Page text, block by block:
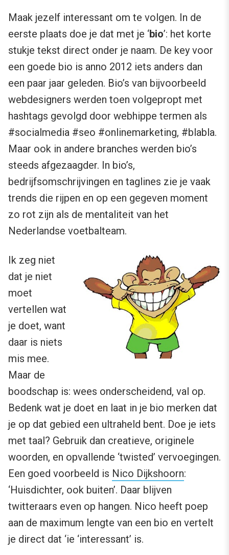
Maak jezelf interessant om te volgen. In de
eerste plaats doe je dat met je ‘bio’: het korte
stukje tekst direct onder je naam. De key voor
een goede bio is anno 2012 iets anders dan
een paar jaar geleden. Bio’s van bijvoorbeeld
webdesigners werden toen volgepropt met
hashtags gevolgd door webhippe termen als
#socialmedia #seo #onlinemarketing, #blabla.
Maar ook in andere branches werden bio’s
steeds afgezaagder. In bio’s,
bedrijfsomschrijvingen en taglines zie je vaak
trends die rijpen en op een gegeven moment
zo rot zijn als de mentaliteit van het
Nederlandse voetbalteam.
Ik zeg niet
dat je niet
moet
vertellen wat
je doet, want
daar is niets
mis mee.
Maar de
boodschap is: wees onderscheidend, val op.
Bedenk wat je doet en laat in je bio merken dat
je op dat gebied een ultraheld bent. Doe je iets
met taal? Gebruik dan creatieve, originele
woorden, en opvallende ‘twisted’ vervoegingen.
Een goed voorbeeld is Nico Dijkshoorn:
‘Huisdichter, ook buiten’. Daar blijven
twitteraars even op hangen. Nico heeft poep
aan de maximum lengte van een bio en vertelt
je direct dat ‘ie ‘interessant’ is.